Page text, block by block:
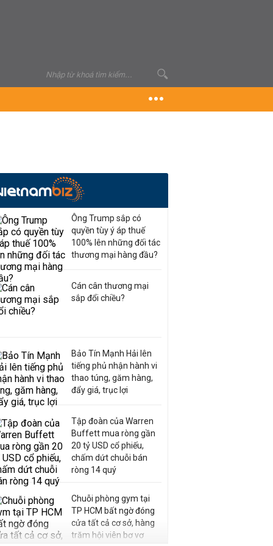
Ông Trump sắp có
quyền tùy ý áp thuế
100% lên những đối tác
thương mại hàng đầu?
Cán cân thương mại
sắp đổi chiều?
Bảo Tín Mạnh Hải lên
tiếng phủ nhận hành vi
thao túng, găm hàng,
đẩy giá, trục lợi
Tập đoàn của Warren
Buffett mua ròng gần
20 tỷ USD cổ phiếu,
chấm dứt chuỗi bán
ròng 14 quý
Chuỗi phòng gym tại
TP HCM bất ngờ đóng
cửa tất cả cơ sở, hàng
trăm hội viên bơ vơ